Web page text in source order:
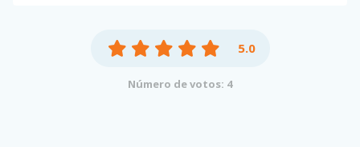
5.0
Número de votos: 4